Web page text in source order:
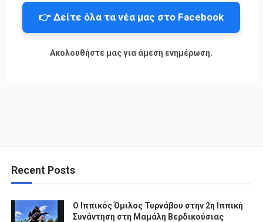
👉 Δείτε όλα τα νέα μας στο Facebook
Ακολουθήστε μας για άμεση ενημέρωση.
Recent Posts
Ο Ιππικός Όμιλος Τυρνάβου στην 2η Ιππική
Συνάντηση στη Μαμάλη Βερδικούσιας